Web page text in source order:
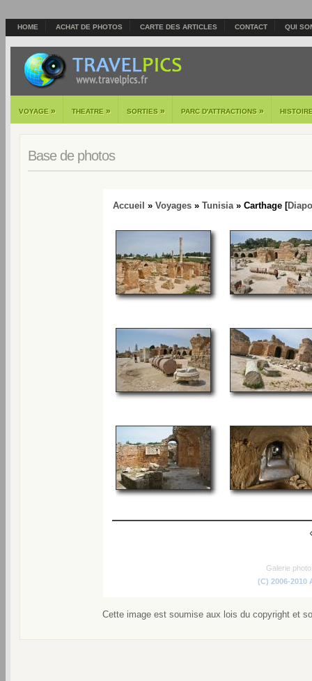
HOME ACHAT DE PHOTOS CARTE DES ARTICLES CONTACT QUI
VOYAGE » THEATRE » SORTIES » PARC D'ATTRACTIONS »
Base de photos
Accueil » Voyages» Tunisia» Carthage [
Galerie
(C) 2006-2010
Cette image est soumise aux lois du copyright et